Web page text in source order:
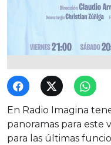
En Radio Imagina
panoramas para este
para las últimas